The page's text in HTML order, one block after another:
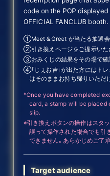
code on the POP
OFFICIAL FANCLUB booth.
①Meet＆Greet が当たる抽選
②引き換えページをご提示いた
③おみくじの結果をその場で確
④「じぇお吉」が出た方にはト
はそのままお持ち帰りいただ
*Once you have completed
card, a stamp will be
slip.
※引き換えボタンの操作はスタ
誤って操作された場合でも引
できません。あらかじめご了
Target audience